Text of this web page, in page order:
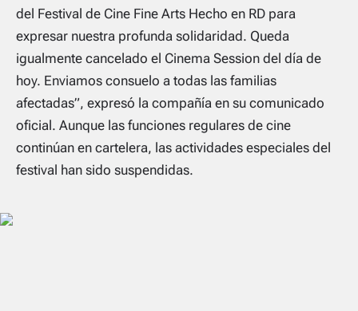
del Festival de Cine Fine Arts Hecho en RD para
expresar nuestra profunda solidaridad. Queda
igualmente cancelado el Cinema Session del día de
hoy. Enviamos consuelo a todas las familias
afectadas”, expresó la compañía en su comunicado
oficial. Aunque las funciones regulares de cine
continúan en cartelera, las actividades especiales del
festival han sido suspendidas.